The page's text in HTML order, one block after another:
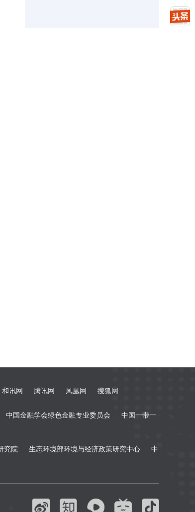
和讯网 腾讯网 凤凰网 搜狐网
中国金融学会绿色金融专业委员会
中国一带一
究院 生态环境部环境与经济政策研究中心
中